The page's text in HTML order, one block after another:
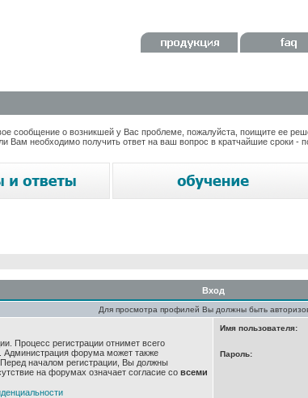
о возникшей у Вас проблеме, пожалуйста, поищите ее
Вам необходимо получить ответ на ваш вопрос в кратчайшие сроки -
Вход
Для просмотра профилей Вы должны быть
Процесс регистрации отнимет всего
Администрация форума может также
началом регистрации, Вы должны
на форумах означает согласие со всеми
Имя пользователя:
Пароль: